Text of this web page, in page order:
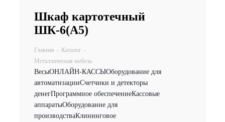
Шкаф картотечный
ШК-6(A5)
Главная - Каталог -
Металлическая мебель
ВесыОНЛАЙН-КАССЫОборудование для
автоматизацииСчетчики и детекторы
денегПрограммное обеспечениеКассовые
аппаратыОборудование для
производстваКлининговое